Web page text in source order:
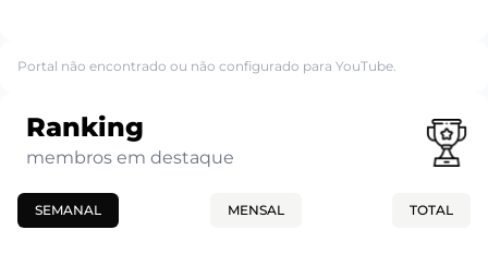
Portal não encontrado ou não configurado para YouTube.
Ranking
membros em destaque
SEMANAL MENSAL TOTAL